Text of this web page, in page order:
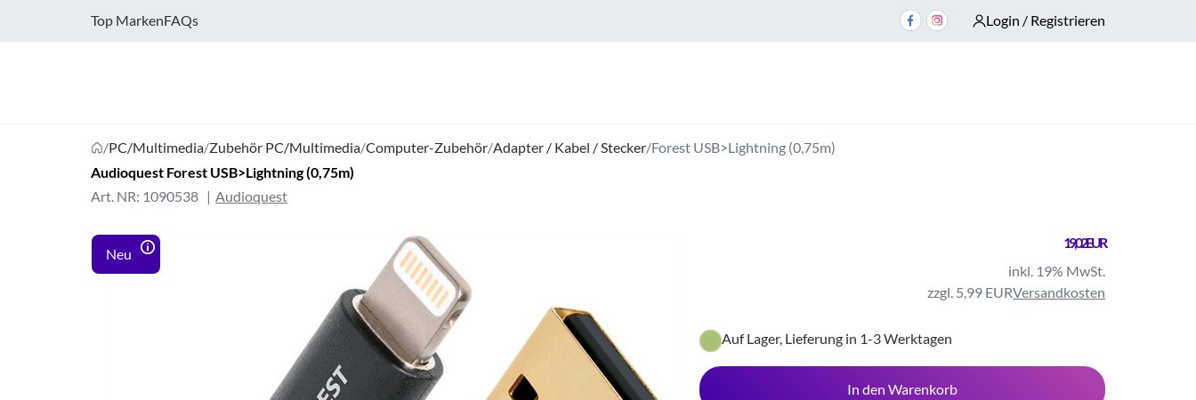
Top MarkenFAQs Login / Registrieren
/PC/Multimedia/Zubehör PC/Multimedia/Computer-Zubehör/Adapter / Kabel / Stecker/Forest USB>Lightning (0,75m)
Audioquest Forest USB>Lightning (0,75m)
Art. NR: 1090538
Audioquest
Neu
19,02 EUR
inkl. 19% MwSt.
zzgl. 5,99 EURVersandkosten
Auf Lager, Lieferung in 1-3 Werktagen
In den Warenkorb